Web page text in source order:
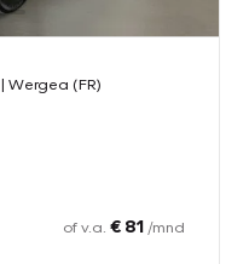
| Wergea (FR)
of v.a. € 81 /mnd